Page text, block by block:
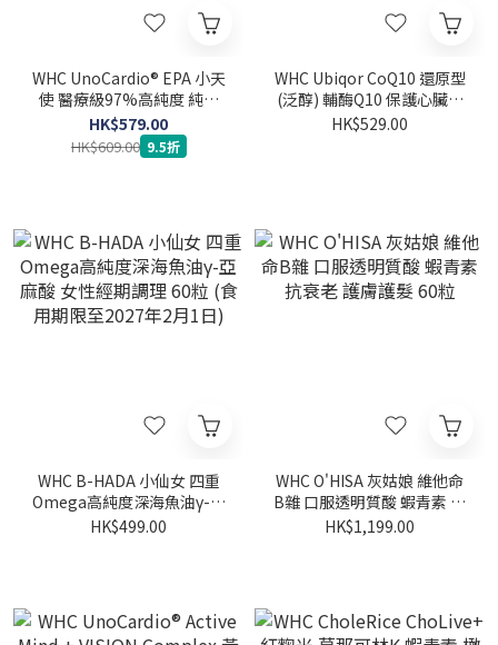
WHC UnoCardio® EPA 小天
使 醫療級97%高純度 純淨
EPA魚油 60粒
HK$579.00
HK$609.00 9.5折
WHC Ubiqor CoQ10 還原型
(泛醇) 輔酶Q10 保護心臟健
60粒
HK$529.00
WHC B-HADA 小仙女 四重
Omega高純度深海魚油γ-亞
麻酸 女性經期調理 60粒 (食
HK$499.00
WHC O'HISA 灰姑娘 維他命
B雜 口服透明質酸 蝦青素 抗
衰老 護膚護髮 60粒
HK$1,199.00